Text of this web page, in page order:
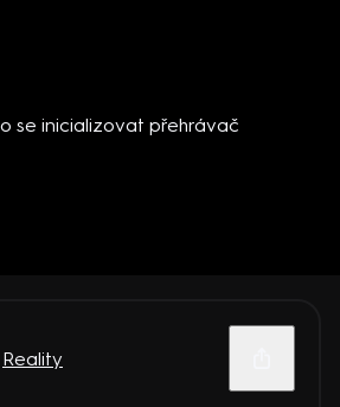
se inicializovat přehrávač
Reality